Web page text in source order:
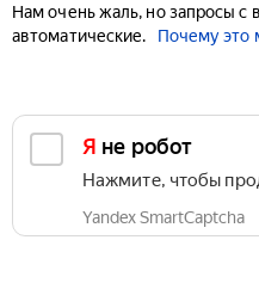
Нам очень жаль, но запросы с
автоматические.
Почему это
Я не робот
Нажмите, чтобы
Yandex SmartCaptcha